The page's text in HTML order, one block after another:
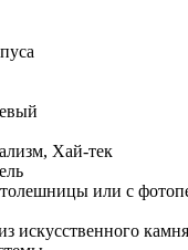
Хай-тек
или с
искусственного камня